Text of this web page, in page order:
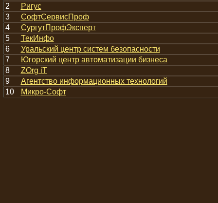
2
Ригус
3
СофтСервисПроф
4
СургутПрофЭксперт
5
ТекИнфо
6
Уральский центр систем безопасности
7
Югорский центр автоматизации бизнеса
8
ZOrg iT
9
Агентство информационных технологий
10
Микро-Софт